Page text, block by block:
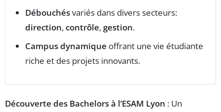
Débouchésvariés dans divers secteurs:
direction, contrôle, gestion.
Campus dynamique offrant une vie étudiante
riche et des projets innovants.
Découverte des Bachelors à l’ESAM Lyon : Un